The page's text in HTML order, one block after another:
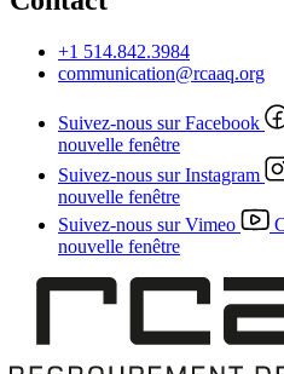
+1 514.842.3984
communication@rcaaq.org
Suivez-nous sur Facebook
nouvelle fenêtre
Suivez-nous sur Instagram
nouvelle fenêtre
Suivez-nous sur Vimeo
nouvelle fenêtre